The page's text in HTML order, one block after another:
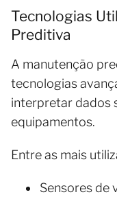
Tecnologias
Preditiva
A manutenção
tecnologias
interpretar dados
equipamentos.
Entre as mais
Sensores de